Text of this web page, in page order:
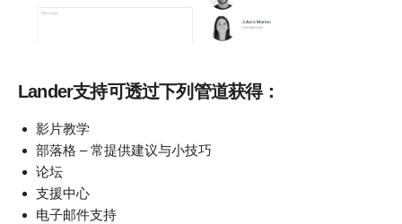
Lander支持可透过下列管道获得：
影片教学
部落格 – 常提供建议与小技巧
论坛
支援中心
电子邮件支持